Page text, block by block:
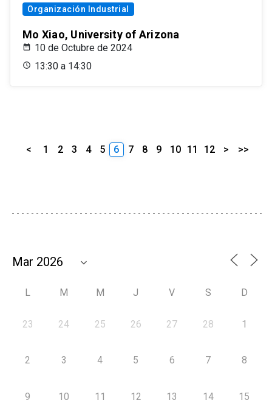
Organización Industrial
Mo Xiao, University of Arizona
10 de Octubre de 2024
13:30 a 14:30
< 1 2 3 4 5 6 7 8 9 10 11 12 > >>
L M M J V S D
23 24 25 26 27 28 1
2 3 4 5 6 7 8
9 10 11 12 13 14 15